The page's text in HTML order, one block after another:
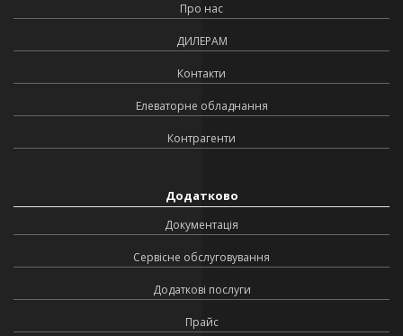
Про нас
ДИЛЕРАМ
Контакти
Елеваторне обладнання
Контрагенти
Додатково
Документація
Сервісне обслуговування
Додаткові послуги
Прайс